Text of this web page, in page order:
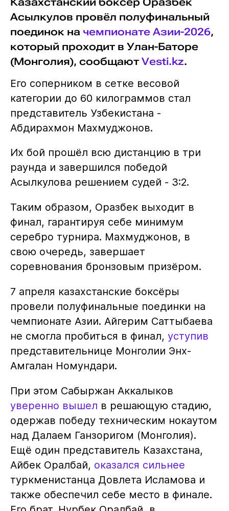
Асылкулов провёл полуфинальный
поединок на чемпионате Азии-2026,
который проходит в Улан-Баторе
(Монголия), сообщают Vesti.kz.
Его соперником в сетке весовой
категории до 60 килограммов стал
представитель Узбекистана -
Абдирахмон Махмуджонов.
Их бой прошёл всю дистанцию в три
раунда и завершился победой
Асылкулова решением судей - 3:2.
Таким образом, Оразбек выходит в
финал, гарантируя себе минимум
серебро турнира. Махмуджонов, в
свою очередь, завершает
соревнования бронзовым призёром.
7 апреля казахстанские боксёры
провели полуфинальные поединки на
чемпионате Азии. Айгерим Саттыбаева
не смогла пробиться в финал, уступив
представительнице Монголии Энх-
Амгалан Номундари.
При этом Сабыржан Аккалыков
уверенно вышел в решающую стадию,
одержав победу техническим нокаутом
над Далаем Ганзоригом (Монголия).
Ещё один представитель Казахстана,
Айбек Оралбай, оказался сильнее
туркменистанца Довлета Исламова и
также обеспечил себе место в финале.